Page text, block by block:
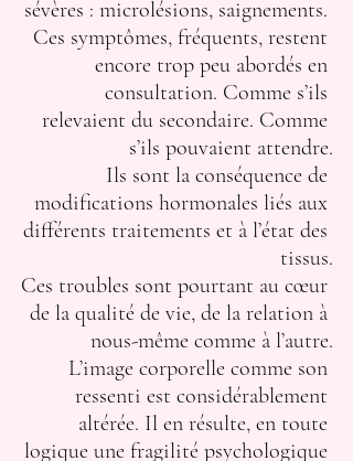
sévères : microlésions, saignements.
Ces symptômes, fréquents, restent
encore trop peu abordés en
consultation. Comme s’ils
relevaient du secondaire. Comme
s’ils pouvaient attendre.
Ils sont la conséquence de
modifications hormonales liés aux
différents traitements et à l’état des
tissus.
Ces troubles sont pourtant au cœur
de la qualité de vie, de la relation à
nous-même comme à l’autre.
L’image corporelle comme son
ressenti est considérablement
altérée. Il en résulte, en toute
logique une fragilité psychologique